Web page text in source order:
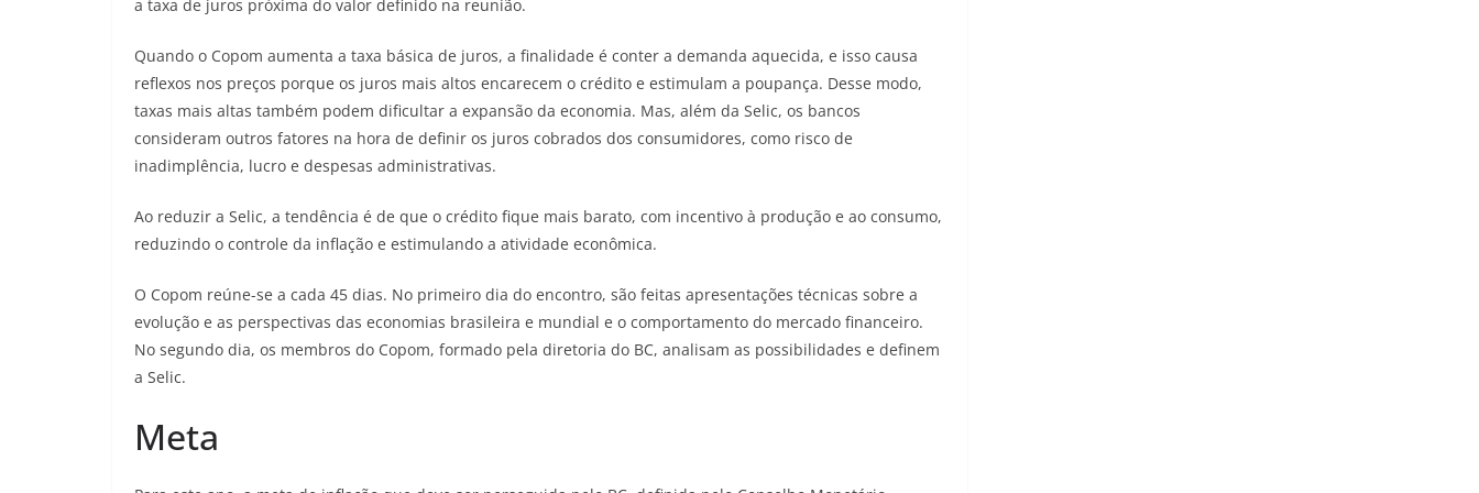
a taxa de juros próxima do valor definido na reunião.
Quando o Copom aumenta a taxa básica de juros, a finalidade é conter a demanda aquecida, e isso causa
reflexos nos preços porque os juros mais altos encarecem o crédito e estimulam a poupança. Desse modo,
taxas mais altas também podem dificultar a expansão da economia. Mas, além da Selic, os bancos
consideram outros fatores na hora de definir os juros cobrados dos consumidores, como risco de
inadimplência, lucro e despesas administrativas.
Ao reduzir a Selic, a tendência é de que o crédito fique mais barato, com incentivo à produção e ao consumo,
reduzindo o controle da inflação e estimulando a atividade econômica.
O Copom reúne-se a cada 45 dias. No primeiro dia do encontro, são feitas apresentações técnicas sobre a
evolução e as perspectivas das economias brasileira e mundial e o comportamento do mercado financeiro.
No segundo dia, os membros do Copom, formado pela diretoria do BC, analisam as possibilidades e definem
a Selic.
Meta